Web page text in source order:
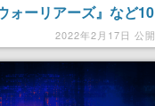
ォーリアーズ』など10
は2月24日2022年2月17日 公開